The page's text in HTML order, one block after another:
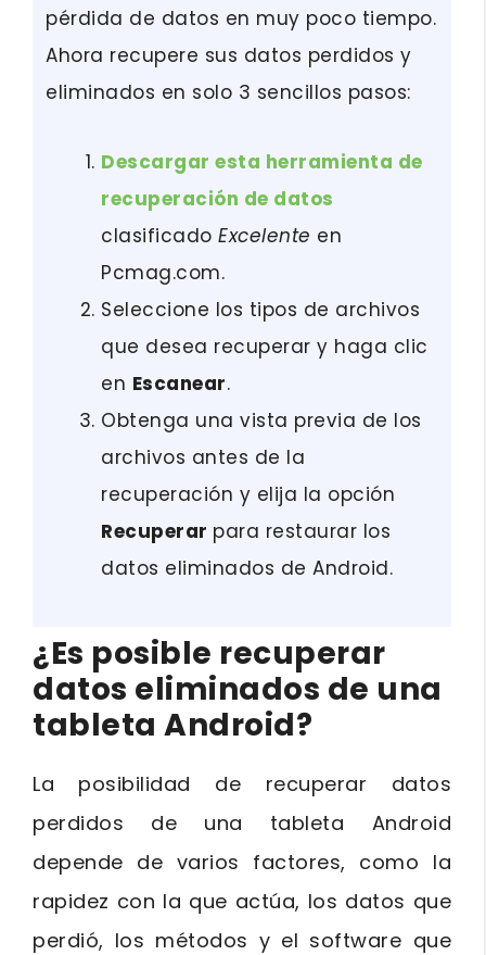
pérdida de datos en muy poco tiempo.
Ahora recupere sus datos perdidos y
eliminados en solo 3 sencillos pasos:
Descargar esta herramienta de
recuperación de datos
clasificado Excelente en
Pcmag.com.
Seleccione los tipos de archivos
que desea recuperar y haga clic
en Escanear.
Obtenga una vista previa de los
archivos antes de la
recuperación y elija la opción
Recuperar para restaurar los
datos eliminados de Android.
¿Es posible recuperar
datos eliminados de una
tableta Android?
La posibilidad de recuperar datos
perdidos de una tableta Android
depende de varios factores, como la
rapidez con la que actúa, los datos que
perdió, los métodos y el software que